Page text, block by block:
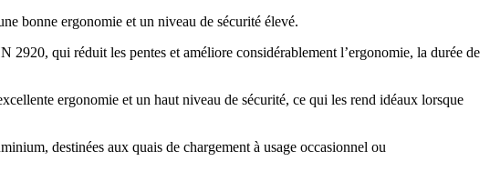
bonne ergonomie et un niveau de sécurité élevé.
qui réduit les pentes et améliore considérablement l’ergonomie, la durée de
ergonomie et un haut niveau de sécurité, ce qui les rend idéaux lorsque
destinées aux quais de chargement à usage occasionnel ou